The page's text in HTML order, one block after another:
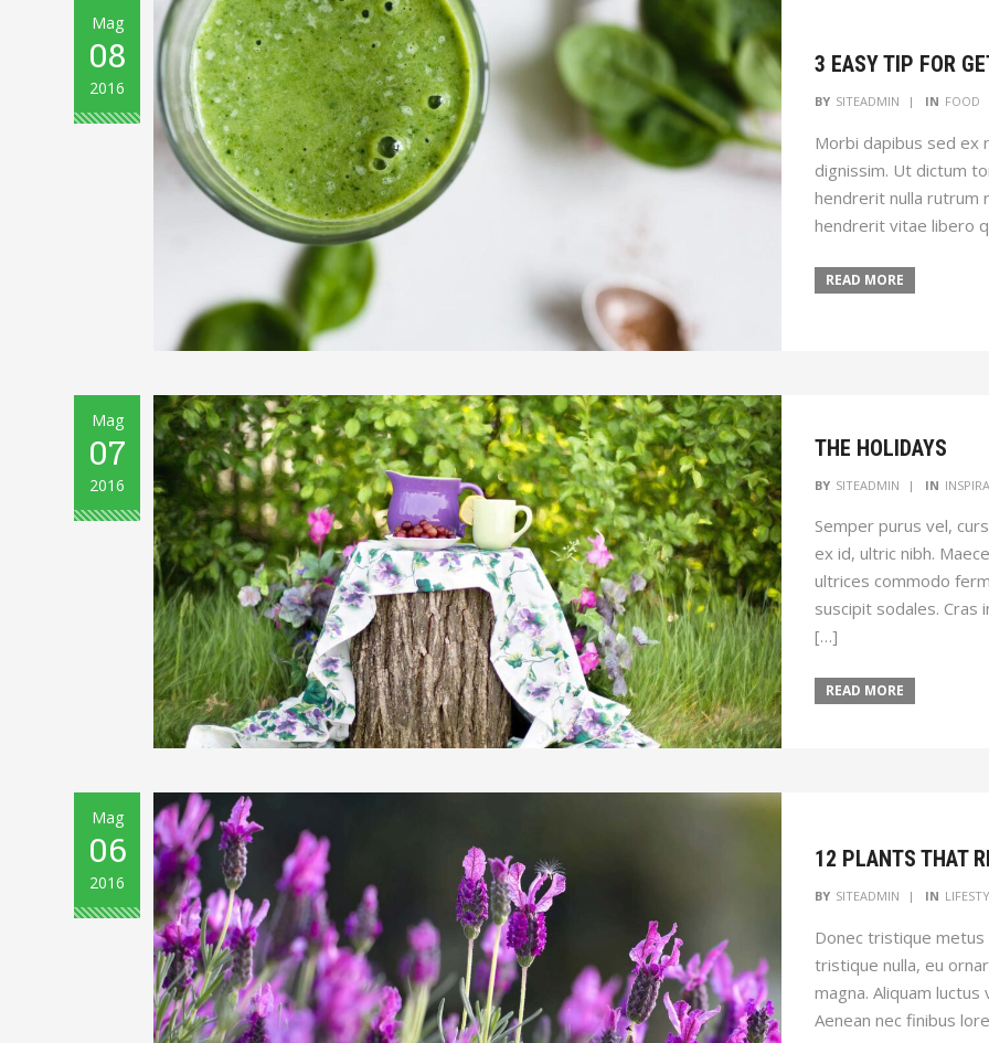
Mag
08
2016
3 EASY TIP FOR
BY SITEADMIN IN FOOD
Morbi dapibus sed ex
dignissim. Ut dictum
hendrerit nulla rutrum
hendrerit vitae libero
READ MORE
Mag
07
2016
THE HOLIDAYS
BY SITEADMIN IN
Semper purus vel,
ex id, ultric nibh.
ultrices commodo
suscipit sodales.
[…]
READ MORE
Mag
06
2016
12 PLANTS THAT
BY SITEADMIN IN
Donec tristique
tristique nulla, eu
magna. Aliquam
Aenean nec finibus